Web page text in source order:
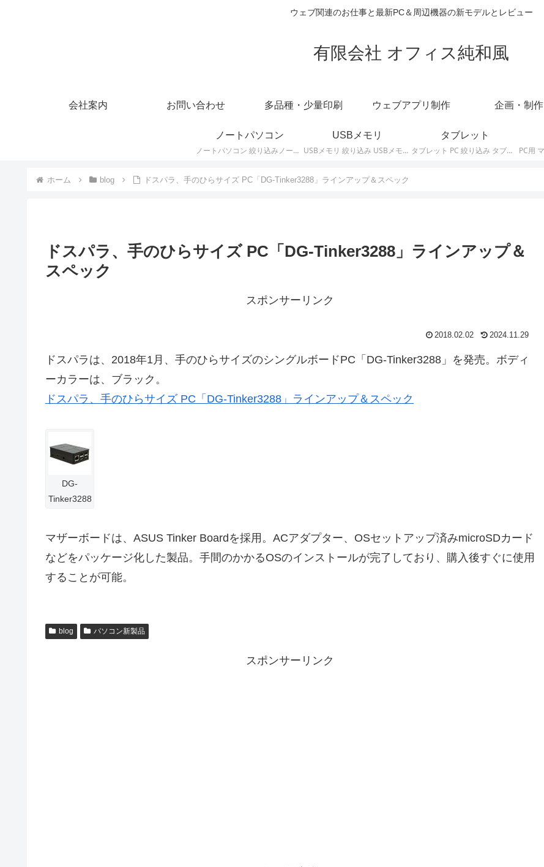
ウェブ関連のお仕事と最新PC＆周辺機器の新モデルとレビュー
有限会社 オフィス純和風
会社案内 お問い合わせ 多品種・少量印刷 ウェブアプリ制作 企画・制作
ノートパソコン
ノートパソコン 絞り込みノートPCの最新モデルやスペック・仕様に関する情報。
USBメモリ
USBメモリ 絞り込み USBメモリの最新モデルやスペック・仕様に関する情報。
タブレット
タブレット PC 絞り込み タブレットの最新モデルやスペック・仕様に関する情報。
ホーム blog ドスパラ、手のひらサイズ PC「DG-Tinker3288」ラインアップ＆スペック
ドスパラ、手のひらサイズ PC「DG-Tinker3288」ラインアップ＆
スペック
スポンサーリンク
2018.02.02 2024.11.29
ドスパラは、2018年1月、手のひらサイズのシングルボードPC「DG-Tinker3288」を発売。ボディ
ーカラーは、ブラック。
ドスパラ、手のひらサイズ PC「DG-Tinker3288」ラインアップ＆スペック
DG-
Tinker3288
マザーボードは、ASUS Tinker Boardを採用。ACアダプター、OSセットアップ済みmicroSDカード
などをパッケージ化した製品。手間のかかるOSのインストールが完了しており、購入後すぐに使用
することが可能。
blog パソコン新製品
スポンサーリンク